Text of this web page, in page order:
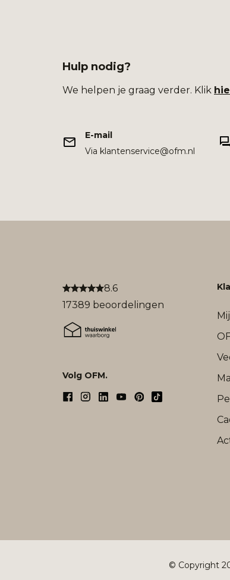
Hulp nodig?
We helpen je graag verder. Klik
E-mail
Via klantenservice@ofm.nl
8.6
17389 beoordelingen
Volg OFM.
© Copyright